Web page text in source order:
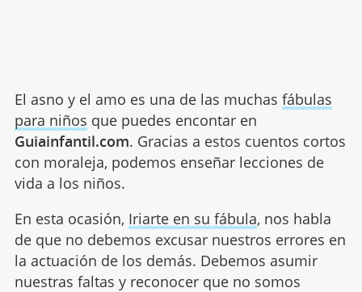
El asno y el amo es una de las muchas fábulas
para niños que puedes encontar en
Guiainfantil.com. Gracias a estos cuentos cortos
con moraleja, podemos enseñar lecciones de
vida a los niños.
En esta ocasión, Iriarte en su fábula, nos habla
de que no debemos excusar nuestros errores en
la actuación de los demás. Debemos asumir
nuestras faltas y reconocer que no somos